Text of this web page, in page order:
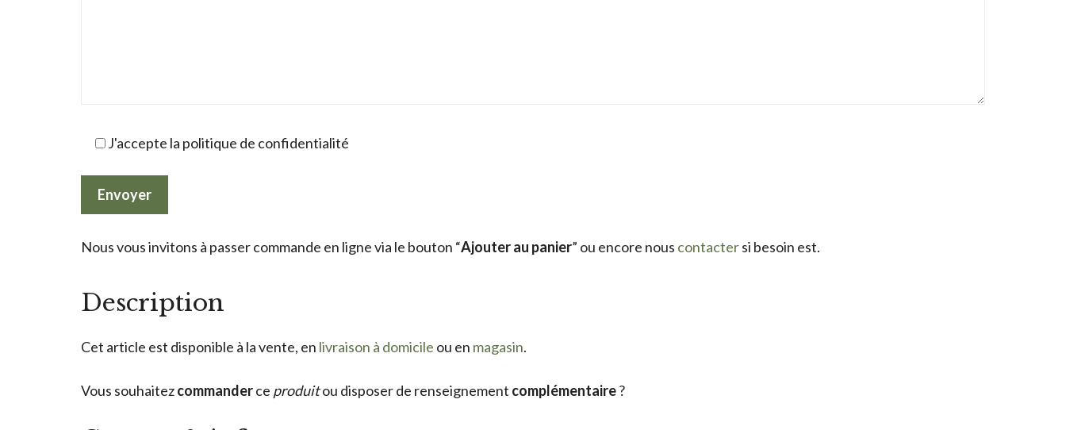
J'accepte la politique de confidentialité
Nous vous invitons à passer commande en ligne via le bouton “Ajouter au panier” ou encore nous contactersi besoin est.
Description
Cet article est disponible à la vente, en livraison à domicile ou en magasin.
Vous souhaitezcommanderce produitou disposer de renseignement complémentaire?